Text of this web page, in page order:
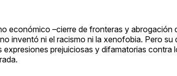
económico –cierre de fronteras y abrogación
inventó ni el racismo ni la xenofobia. Pero su
prejuiciosas y difamatorias contra